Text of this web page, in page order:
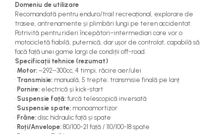
Domeniu de utilizare
Recomandată pentru enduro/trail recreațional, explorare de
trasee, antrenamente și plimbări lungi pe teren accidentat.
Potrivită pentru rideri începători–intermediari care vor o
motocicletă fiabilă, puternică, dar ușor de controlat, capabilă să
facă față unei game largi de condiții off-road.
Specificații tehnice (rezumat)
• Motor: ~292–300cc, 4 timpi, răcire aer/ulei
• Transmisie: manuală, 5 trepte; transmisie finală pe lanț
• Pornire: electrică și kick-start
• Suspensie față: furcă telescopică inversată
• Suspensie spate: monoamortizor
• Frâne: disc hidraulic față și spate
• Roți/Anvelope: 80/100-21 față / 110/100-18 spate